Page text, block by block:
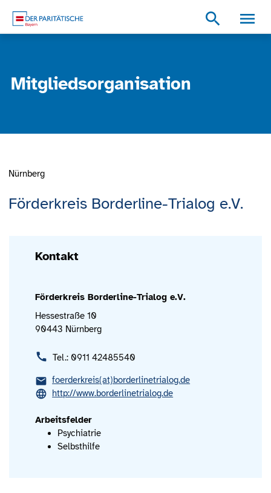
search
Mitgliedsorganisation
Förderkreis Borderline-Trialog e.V.
Nürnberg
Kontakt
Förderkreis Borderline-Trialog e.V.
Hessestraße 10
90443 Nürnberg
Tel.: 0911 42485540
foerderkreis(at)borderlinetrialog.de
http://www.borderlinetrialog.de
Arbeitsfelder
Psychiatrie
Selbsthilfe